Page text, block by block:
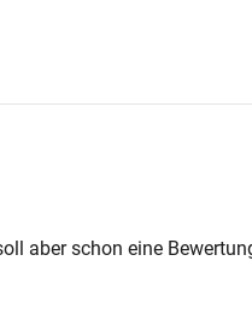
aber schon eine